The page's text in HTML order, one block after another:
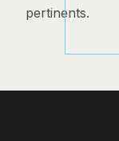
pertinents.